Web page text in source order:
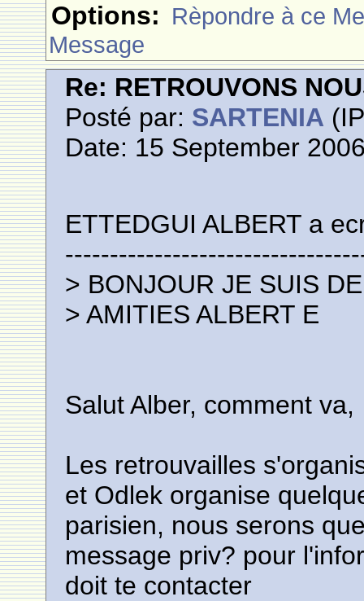
Options: Rèpondre à ce
Message
Re: RETROUVONS
Posté par: SARTENIA
Date: 15 September
ETTEDGUI ALBERT a
> BONJOUR JE SUIS
> AMITIES ALBERT E
Salut Alber, comment va,
Les retrouvailles
et Odlek organise
parisien, nous serons
message priv? pour
doit te contacter